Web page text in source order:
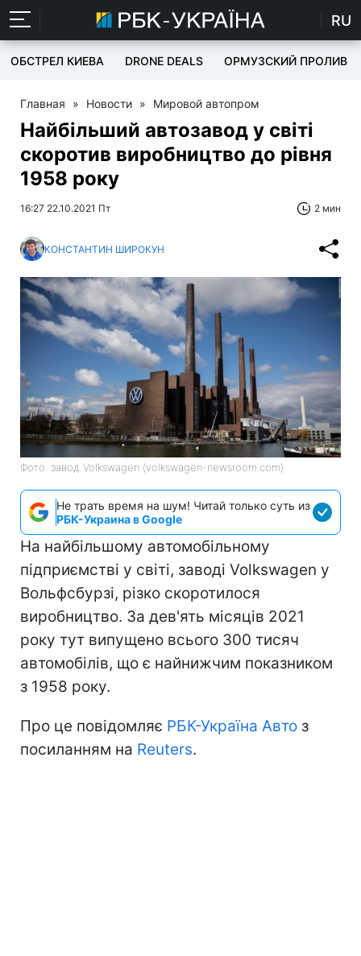
RU
ОБСТРЕЛ КИЕВА DRONE DEALS ОРМУЗСКИЙ ПРОЛИВ
Главная » Новости » Мировой автопром
Найбільший автозавод у світі
скоротив виробництво до рівня
1958 року
16:27 22.10.2021 Пт 2 мин
КОНСТАНТИН ШИРОКУН
Фото: завод Volkswagen (volkswagen-newsroom.com)
Не трать время на шум! Читай только суть из
РБК-Украина в Google
На найбільшому автомобільному
підприємстві у світі, заводі Volkswagen у
Вольфсбурзі, різко скоротилося
виробництво. За дев'ять місяців 2021
року тут випущено всього 300 тисяч
автомобілів, що є найнижчим показником
з 1958 року.
Про це повідомляє РБК-Україна Авто з
посиланням на Reuters.